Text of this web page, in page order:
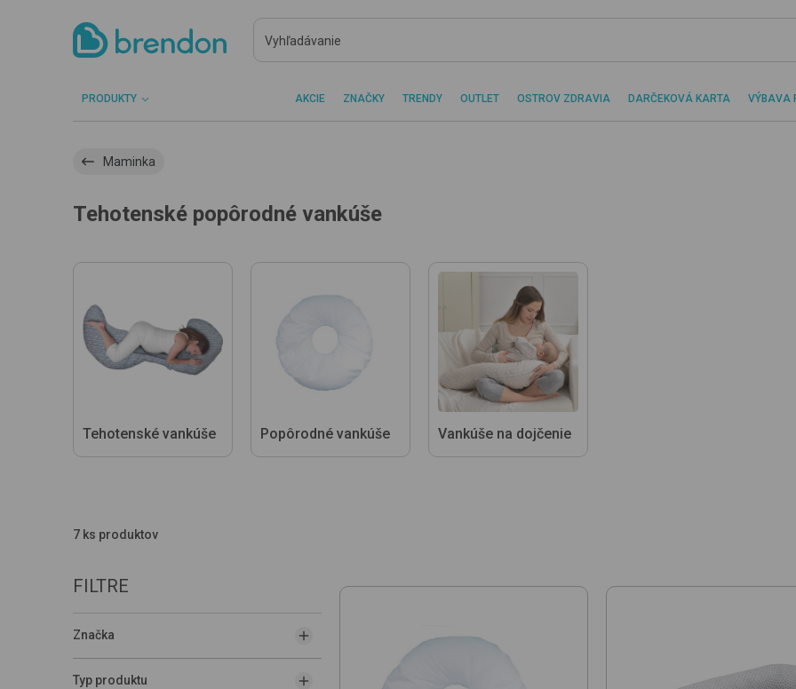
PRODUKTY AKCIE ZNAČKY TRENDY OUTLET OSTROV ZDRAVIA DARČEKOVÁ KARTA VÝBAVA
Maminka
Tehotenské popôrodné vankúše
Tehotenské vankúše Popôrodné vankúše Vankúše na dojčenie
7 ks produktov
FILTRE
Značka
Typ produktu